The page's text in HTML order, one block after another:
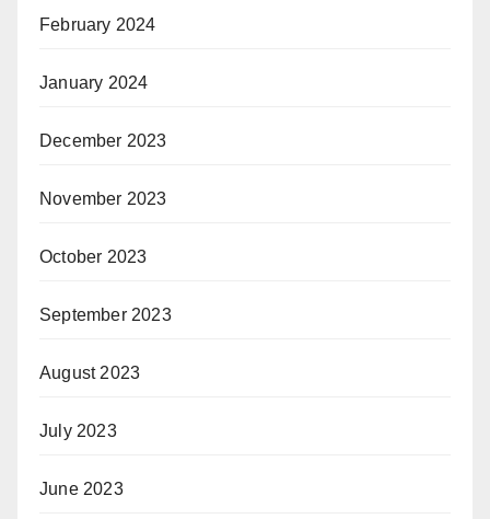
February 2024
January 2024
December 2023
November 2023
October 2023
September 2023
August 2023
July 2023
June 2023